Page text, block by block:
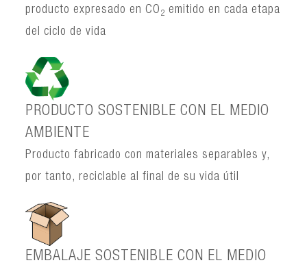
producto expresado en CO 2 emitido en cada etapa
del ciclo de vida
PRODUCTO SOSTENIBLE CON EL MEDIO
AMBIENTE
Producto fabricado con materiales separables y,
por tanto, reciclable al final de su vida útil
EMBALAJE SOSTENIBLE CON EL MEDIO